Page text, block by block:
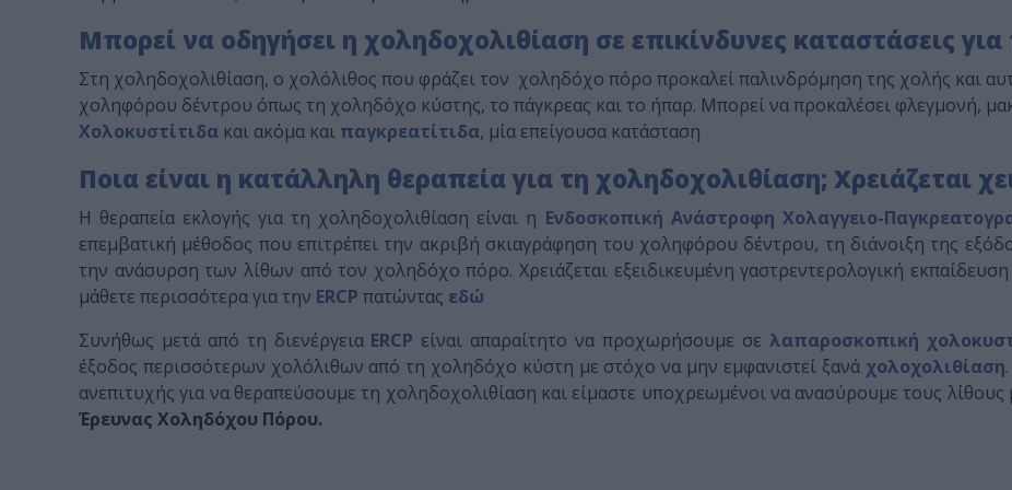
Μπορεί να οδηγήσει η χοληδοχολιθίαση σε επικίνδυνες καταστάσεις για
Στη χοληδοχολιθίαση, ο χολόλιθος που φράζει τον χοληδόχο πόρο προκαλεί παλινδρόμηση της χολής και
χοληφόρου δέντρου όπως τη χοληδόχο κύστης, το πάγκρεας και το ήπαρ. Μπορεί να προκαλέσει φλεγμονή,
Χολοκυστίτιδα και ακόμα και παγκρεατίτιδα, μία επείγουσα κατάσταση
Ποια είναι η κατάλληλη θεραπεία για τη χοληδοχολιθίαση; Χρειάζεται
Η θεραπεία εκλογής για τη χοληδοχολιθίαση είναι η Ενδοσκοπική Ανάστροφη Χολαγγειο-
επεμβατική μέθοδος που επιτρέπει την ακριβή σκιαγράφηση του χοληφόρου δέντρου, τη διάνοιξη της
την ανάσυρση των λίθων από τον χοληδόχο πόρο. Χρειάζεται εξειδικευμένη γαστρεντερολογική
μάθετε περισσότερα για την ERCP πατώντας εδώ
Συνήθως μετά από τη διενέργεια ERCP είναι απαραίτητο να προχωρήσουμε σε λαπαροσκοπική
έξοδος περισσότερων χολόλιθων από τη χοληδόχο κύστη με στόχο να μην εμφανιστεί ξανά χολοχολιθίαση
ανεπιτυχής για να θεραπεύσουμε τη χοληδοχολιθίαση και είμαστε υποχρεωμένοι να ανασύρουμε τους
Έρευνας Χοληδόχου Πόρου.